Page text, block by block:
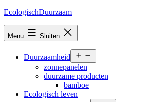
Ga
inhoud
EcologischDuurzaam
Menu Sluiten
Duurzaamheid
menu
zonnepanelen
duurzame producten
bamboe
Ecologisch leven